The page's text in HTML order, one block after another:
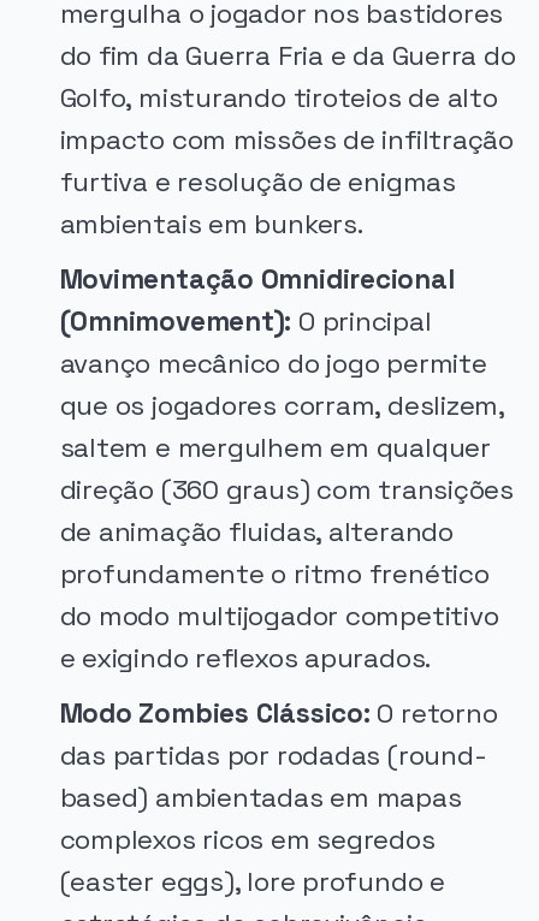
mergulha o jogador nos bastidores
do fim da Guerra Fria e da Guerra do
Golfo, misturando tiroteios de alto
impacto com missões de infiltração
furtiva e resolução de enigmas
ambientais em bunkers.
Movimentação Omnidirecional
(Omnimovement): O principal
avanço mecânico do jogo permite
que os jogadores corram, deslizem,
saltem e mergulhem em qualquer
direção (360 graus) com transições
de animação fluidas, alterando
profundamente o ritmo frenético
do modo multijogador competitivo
e exigindo reflexos apurados.
Modo Zombies Clássico: O retorno
das partidas por rodadas (round-
based) ambientadas em mapas
complexos ricos em segredos
(easter eggs), lore profundo e